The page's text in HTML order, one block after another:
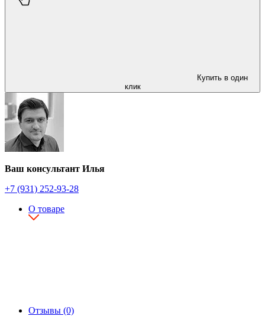
Купить в один
клик
Ваш консультант Илья
+7 (931) 252-93-28
О товаре
Отзывы (0)